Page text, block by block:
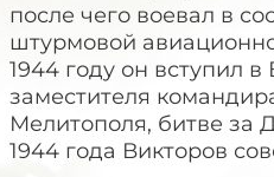
после чего воевал в
штурмовой
1944 году он вступил
заместителя
Мелитополя, битве за
1944 года Викторов